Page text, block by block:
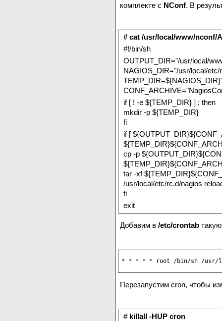
комплекте с NConf. В
# cat /usr/local/www/nconf/
#!/bin/sh
OUTPUT_DIR="/usr/local/
NAGIOS_DIR="/usr/local/etc/
if [ ! -e ${TEMP_DIR} ] ; then
mkdir -p ${TEMP_DIR}
fi
if [
cp -p
tar -xf
/usr/local/etc/rc.d/nagios
fi
exit
Добавим в /etc/crontab
* * * * * root /bin/sh /usr/
Перезапустим cron, чтобы
# killall -HUP cron